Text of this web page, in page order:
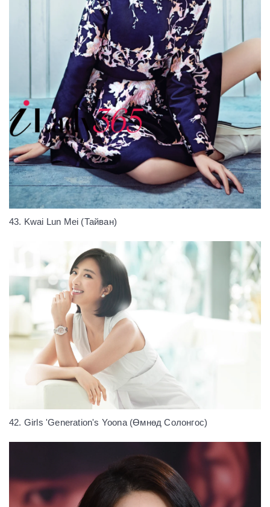
43. Kwai Lun Mei (Тайван)
42. Girls 'Generation's Yoona (Өмнөд Солонгос)